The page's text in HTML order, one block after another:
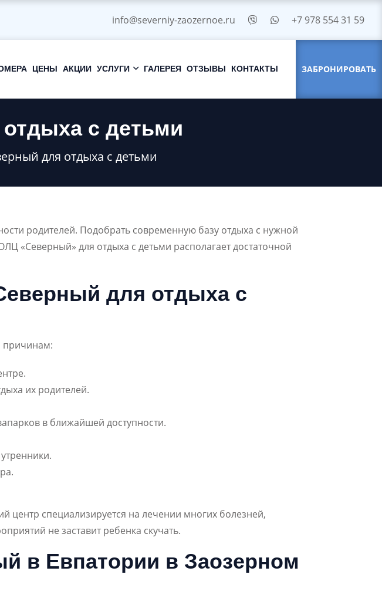
info@severniy-zaozernoe.ru +7 978 554 31 59
ЦЕНЫ АКЦИИ УСЛУГИ ГАЛЕРЕЯ ОТЗЫВЫ КОНТАКТЫ ЗАБРОНИРОВАТЬ
с детьми
для отдыха с детьми
родителей. Подобрать современную базу отдыха с нужной
«Северный» для отдыха с детьми располагает достаточной
для отдыха с
причинам:
их родителей.
в ближайшей доступности.
специализируется на лечении многих болезней,
не заставит ребенка скучать.
в Евпатории в Заозерном